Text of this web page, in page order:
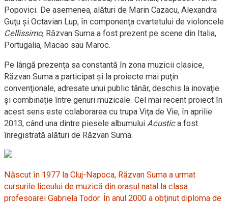
Popovici. De asemenea, alături de Marin Cazacu, Alexandra
Guţu şi Octavian Lup, în componenţa cvartetului de violoncele
Cellissimo, Răzvan Suma a fost prezent pe scene din Italia,
Portugalia, Macao sau Maroc.
Pe lângă prezenţa sa constantă în zona muzicii clasice,
Răzvan Suma a participat şi la proiecte mai puţin
convenţionale, adresate unui public tânăr, deschis la inovaţie
şi combinaţie între genuri muzicale. Cel mai recent proiect în
acest sens este colaborarea cu trupa Viţa de Vie, în aprilie
2013, când una dintre piesele albumului Acustica fost
înregistrată alături de Răzvan Suma.
Născut în 1977 la Cluj-Napoca, Răzvan Suma a urmat
cursurile liceului de muzică din oraşul natal la clasa
profesoarei Gabriela Todor. În anul 2000 a obţinut diploma de